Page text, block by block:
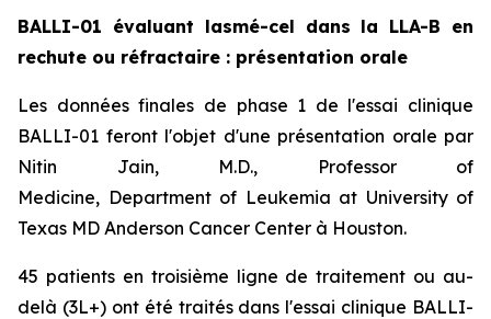
BALLI-01 évaluant lasmé-cel dans la LLA-B en
rechute ou réfractaire : présentation orale
Les données finales de phase 1 de l'essai clinique
BALLI-01 feront l'objet d'une présentation orale par
Nitin Jain, M.D., Professor of
Medicine, Department of Leukemia at University of
Texas MD Anderson Cancer Center à Houston.
45 patients en troisième ligne de traitement ou au-
delà (3L+) ont été traités dans l'essai clinique BALLI-